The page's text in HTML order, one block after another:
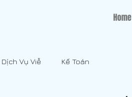
Home
Vụ Viễ Kế Toán